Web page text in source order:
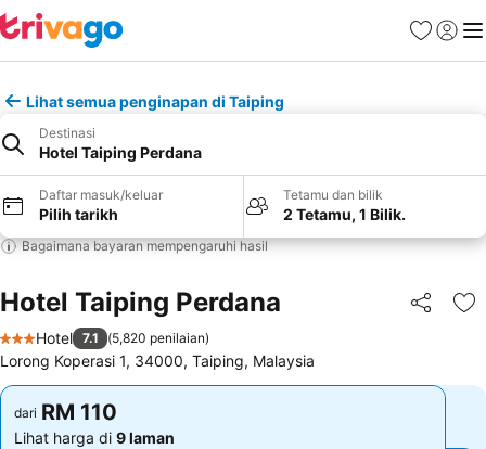
Kegemaran
Daftar
Lihat semua penginapan di Taiping
Destinasi
Hotel Taiping Perdana
Daftar masuk/keluar
Pilih tarikh
Tetamu dan bilik
2 Tetamu, 1 Bilik.
Bagaimana bayaran mempengaruhi hasil
Hotel Taiping Perdana Kongsi
3 Bintang
Hotel 7.1 (5,820 penilaian)
Lorong Koperasi 1, 34000, Taiping, Malaysia
dari RM 110
Lihat harga di 9 laman
dari RM 110
Lihat harga di 9 laman